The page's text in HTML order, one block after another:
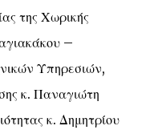
της Χωρικής
–
Υπηρεσιών,
κ. Παναγιώτη
κ. Δημητρίου